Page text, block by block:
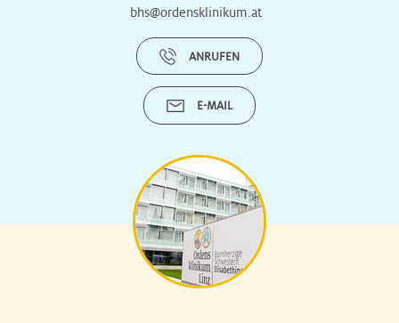
bhs@ordensklinikum.at
ANRUFEN
E-MAIL